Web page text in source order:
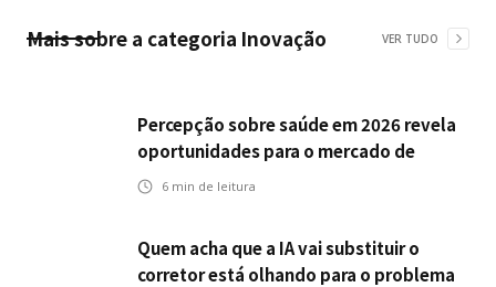
Mais sobre a categoria Inovação VER TUDO
Percepção sobre saúde em 2026 revela
oportunidades para o mercado de
seguros ampliar cobertura e prevenção
6 min de leitura
Quem acha que a IA vai substituir o
corretor está olhando para o problema